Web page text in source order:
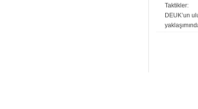
Taktikler:
DEUK’un